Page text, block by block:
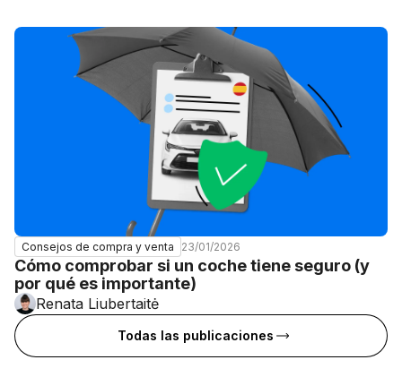
Consejos de compra y venta 23/01/2026
Cómo comprobar si un coche tiene seguro (y
por qué es importante)
Renata Liubertaitė
Todas las publicaciones